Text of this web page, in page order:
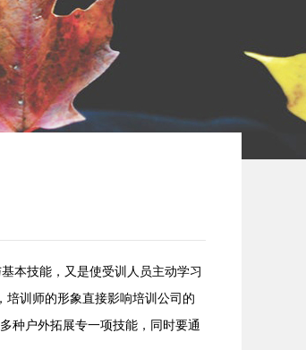
本技能，又是使受训人员主动学习
培训师的形象直接影响培训公司的
种户外拓展专一项技能，同时要通